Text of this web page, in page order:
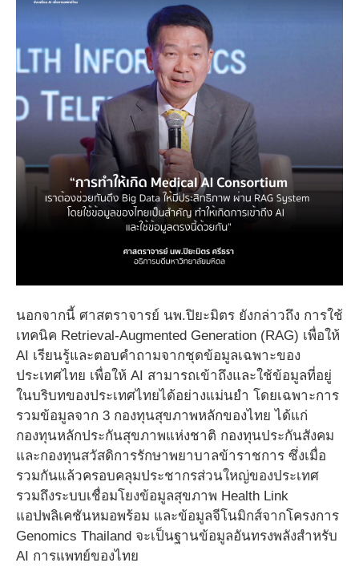
นอกจากนี้ ศาสตราจารย์ นพ.ปิยะมิตร ยังกล่าวถึง การใช้
เทคนิค Retrieval-Augmented Generation (RAG) เพื่อให้
AI เรียนรู้และตอบคำถามจากชุดข้อมูลเฉพาะของ
ประเทศไทย เพื่อให้ AI สามารถเข้าถึงและใช้ข้อมูลที่อยู่
ในบริบทของประเทศไทยได้อย่างแม่นยำ โดยเฉพาะการ
รวมข้อมูลจาก 3 กองทุนสุขภาพหลักของไทย ได้แก่
กองทุนหลักประกันสุขภาพแห่งชาติ กองทุนประกันสังคม
และกองทุนสวัสดิการรักษาพยาบาลข้าราชการ ซึ่งเมื่อ
รวมกันแล้วครอบคลุมประชากรส่วนใหญ่ของประเทศ
รวมถึงระบบเชื่อมโยงข้อมูลสุขภาพ Health Link
แอปพลิเคชันหมอพร้อม และข้อมูลจีโนมิกส์จากโครงการ
Genomics Thailand จะเป็นฐานข้อมูลอันทรงพลังสำหรับ
AI การแพทย์ของไทย